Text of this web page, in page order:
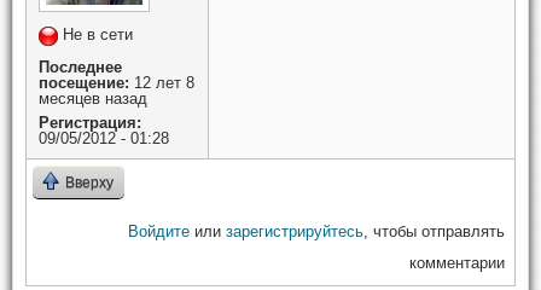
Не в сети
Последнее
посещение: 12 лет 8
месяцев назад
Регистрация:
09/05/2012 - 01:28
Вверху
Войдите или зарегистрируйтесь, чтобы отправлять
комментарии